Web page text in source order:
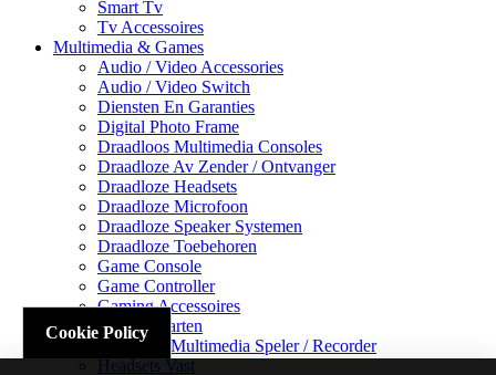
Smart Tv
Tv Accessoires
Multimedia & Games
Audio / Video Accessories
Audio / Video Switch
Diensten En Garanties
Digital Photo Frame
Draadloos Multimedia Consoles
Draadloze Av Zender / Ontvanger
Draadloze Headsets
Draadloze Microfoon
Draadloze Speaker Systemen
Draadloze Toebehoren
Game Console
Game Controller
Gaming Accessoires
Geluidskaarten
Handheld Multimedia Speler / Recorder
Headsets Vast
Cookie Policy